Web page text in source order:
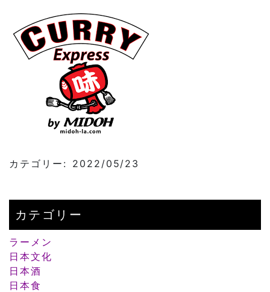
カテゴリー: 2022/05/23
カテゴリー
ラーメン
日本文化
日本酒
日本食